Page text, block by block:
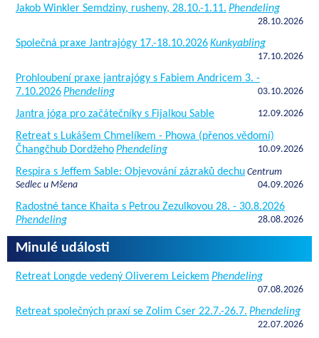
Jakob Winkler Semdziny, rusheny, 28.10.-1.11. Phendeling
28.10.2026
Společná praxe Jantrajógy 17.-18.10.2026Kunkyabling
17.10.2026
Prohloubení praxe jantrajógy s Fabiem Andricem 3. -
7.10.2026Phendeling 03.10.2026
Jantra jóga pro začátečníky s Fijalkou Sable 12.09.2026
Retreat s Lukášem Chmelíkem - Phowa (přenos vědomí)
Čhangčhub DordžehoPhendeling 10.09.2026
Respira s Jeffem Sable: Objevování zázraků dechu Centrum
Sedlec u Mšena
04.09.2026
Radostné tance Khaita s Petrou Zezulkovou 28. - 30.8.2026
Phendeling
28.08.2026
Minulé události
Retreat Longde vedený Oliverem Leickem Phendeling
07.08.2026
Retreat společných praxí se Zolim Cser 22.7.-26.7. Phendeling
22.07.2026